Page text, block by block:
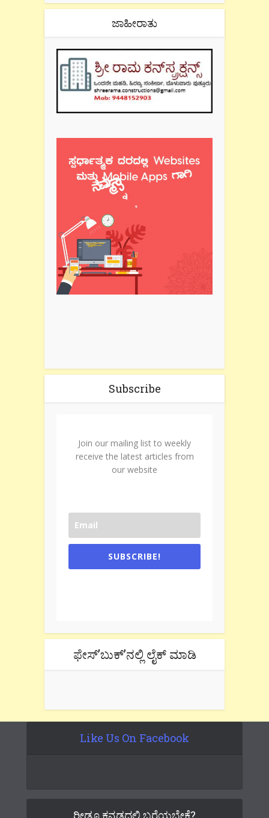
ಜಾಹೀರಾತು
Subscribe
Join our mailing list to weekly
receive the latest articles from
our website
SUBSCRIBE!
ಫೇಸ್’ಬುಕ್’ನಲ್ಲಿ ಲೈಕ್ ಮಾಡಿ
Like Us On Facebook
ರೀಡೂ ಕನ್ನಡದಲ್ಲಿ ಬರೆಯಬೇಕೆ?